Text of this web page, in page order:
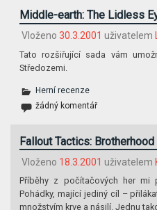
Middle-earth: The Lidless
Vloženo 30.3.2001 uživatelem
Tato rozšiřující sada vám
Středozemi.
Herní recenze
žádný komentář
Fallout Tactics:
Vloženo 18.3.2001 uživatelem
Příběhy z počítačových her mi
Pohádky, mající jediný cíl –
množstvím krve a násilí. Jednu